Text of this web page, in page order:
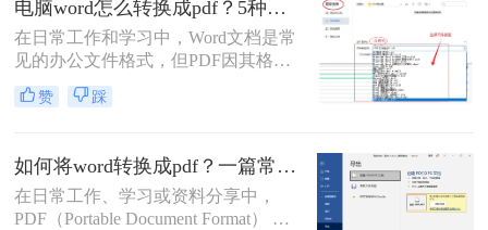
重要报告、学术论文或投标文件时，
排版错位不仅影响美观，更可能让专
业形象大打折扣。那么word转pdf排版
错位怎么办？本文结合多年办公实战
经验，整理出5种经过验证的有效方
电脑word怎么转换成pdf？5种详细方法全解析！
在日常工作和学习中，Word文档是常
见的办公文件格式，但PDF因其格式
固定、兼容性好、安全性高等特点，
成为跨平台共享和打印的首选。那么
为PDF的方法，帮助您根据需求选择
最合适的方案。
赞 踩
如何将word转换成pdf？一篇常用方法详解！
在日常工作、学习或资料分享中，
PDF（Portable Document Format） 因